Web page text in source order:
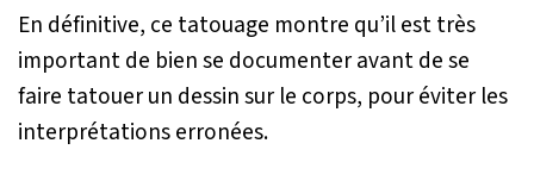
En définitive, ce tatouage montre qu’il est très
important de bien se documenter avant de se
faire tatouer un dessin sur le corps, pour éviter les
interprétations erronées.